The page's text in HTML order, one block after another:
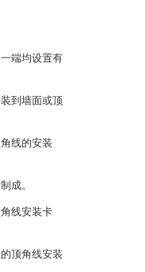
端均设置有
到墙面或顶
线的安装
成。
线安装卡
顶角线安装